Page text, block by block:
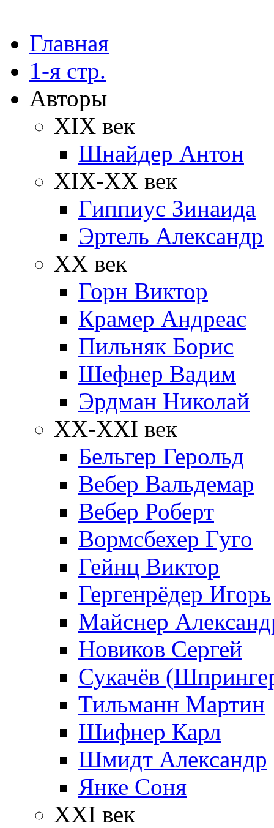
Главная
1-я стр.
Авторы
XIX век
Шнайдер Антон
XIX-XX век
Гиппиус Зинаида
Эртель Александр
XX век
Горн Виктор
Крамер Андреас
Пильняк Борис
Шефнер Вадим
Эрдман Николай
ХХ-XXI век
Бельгер Герольд
Вебер Вальдемар
Вебер Роберт
Вормсбехер Гуго
Гейнц Виктор
Гергенрёдер Игорь
Майснер
Новиков Сергей
Сукачёв
Тильманн Мартин
Шифнер Карл
Шмидт Александр
Янке Соня
XXI век